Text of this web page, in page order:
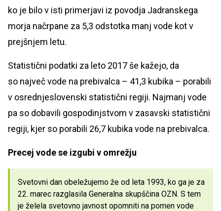
ko je bilo v isti primerjavi iz povodja Jadranskega
morja načrpane za 5,3 odstotka manj vode kot v
prejšnjem letu.
Statistični podatki za leto 2017 še kažejo, da
so največ vode na prebivalca – 41,3 kubika – porabili
v osrednjeslovenski statistični regiji. Najmanj vode
pa so dobavili gospodinjstvom v zasavski statistični
regiji, kjer so porabili 26,7 kubika vode na prebivalca.
Precej vode se izgubi v omrežju
Svetovni dan obeležujemo že od leta 1993, ko ga je za
22. marec razglasila Generalna skupščina OZN. S tem
je želela svetovno javnost opomniti na pomen vode